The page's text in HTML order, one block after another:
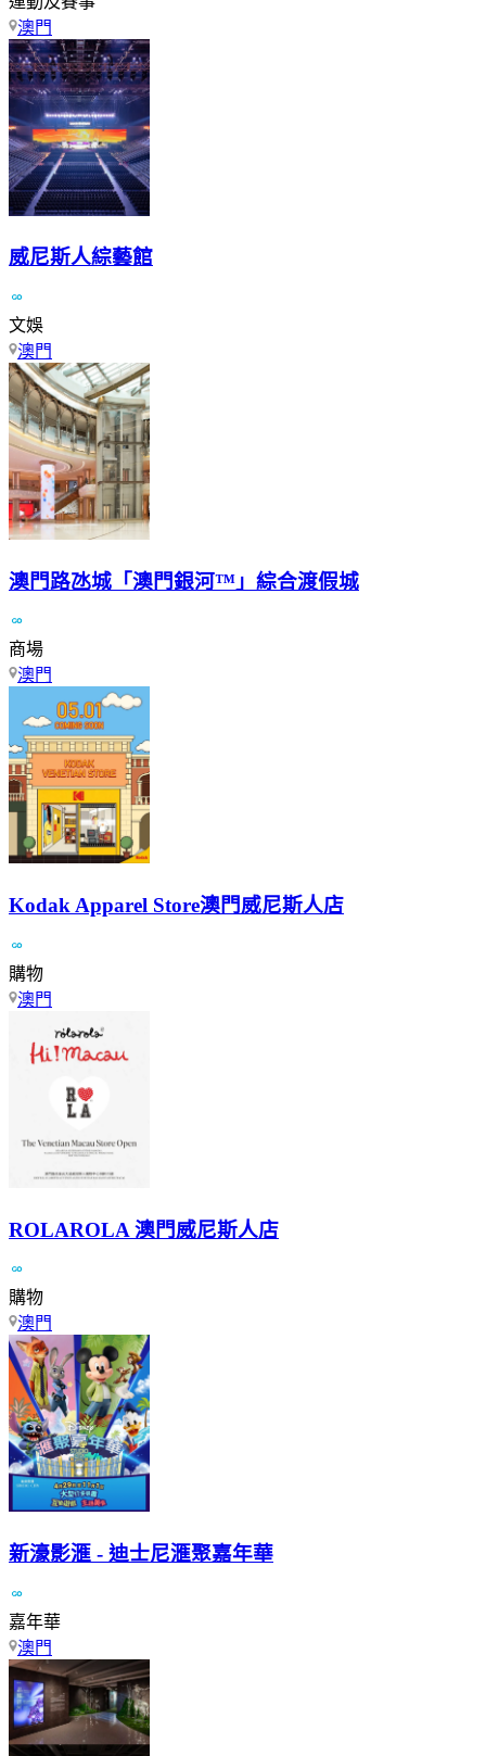
澳門
威尼斯人綜藝館
文娛
澳門
澳門路氹城「澳門銀河™」綜合渡假城
商場
澳門
Kodak Apparel Store澳門威尼斯人店
購物
澳門
ROLAROLA 澳門威尼斯人店
購物
澳門
新濠影滙 - 迪士尼滙聚嘉年華
嘉年華
澳門